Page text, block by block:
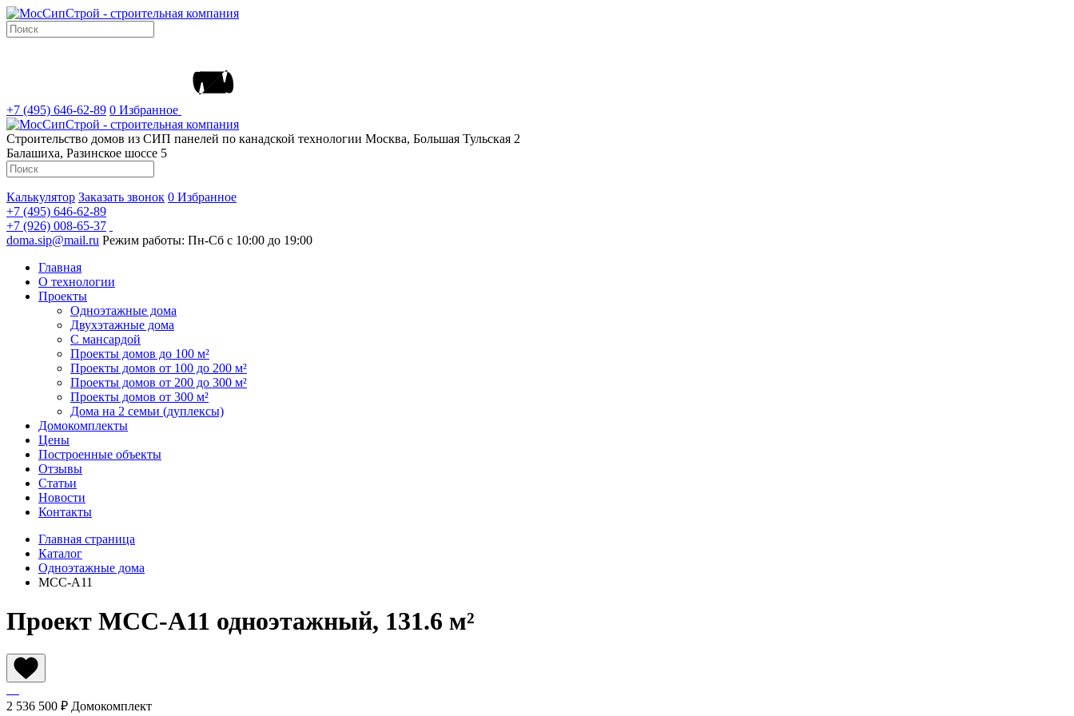
+7 (495) 646-62-89 0 Избранное
Строительство домов из СИП панелей по канадской технологии Москва, Большая Тульская 2
Балашиха, Разинское шоссе 5
Калькулятор Заказать звонок 0 Избранное
+7 (495) 646-62-89
+7 (926) 008-65-37
doma.sip@mail.ru Режим работы: Пн-Сб с 10:00 до 19:00
Главная
О технологии
Проекты
Одноэтажные дома
Двухэтажные дома
С мансардой
Проекты домов до 100 м²
Проекты домов от 100 до 200 м²
Проекты домов от 200 до 300 м²
Проекты домов от 300 м²
Дома на 2 семьи (дуплексы)
Домокомплекты
Цены
Построенные объекты
Отзывы
Статьи
Новости
Контакты
Главная страница
Каталог
Одноэтажные дома
МСС-А11
Проект МСС-А11 одноэтажный, 131.6 м²
2 536 500 ₽ Домокомплект